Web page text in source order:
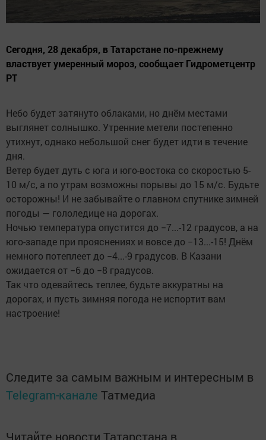
Сегодня, 28 декабря, в Татарстане по-прежнему
властвует умеренный мороз, сообщает Гидрометцентр
РТ
Небо будет затянуто облаками, но днём местами
выглянет солнышко. Утренние метели постепенно
утихнут, однако небольшой снег будет идти в течение
дня.
Ветер будет дуть с юга и юго-востока со скоростью 5-
10 м/с, а по утрам возможны порывы до 15 м/с. Будьте
осторожны! И не забывайте о главном спутнике зимней
погоды — гололедице на дорогах.
Ночью температура опустится до −7...-12 градусов, а на
юго-западе при прояснениях и вовсе до −13...-15! Днём
немного потеплеет до −4...-9 градусов. В Казани
ожидается от −6 до −8 градусов.
Так что одевайтесь теплее, будьте аккуратны на
дорогах, и пусть зимняя погода не испортит вам
настроение!
Следите за самым важным и интересным в
Telegram-канале Татмедиа
Читайте новости Татарстана в